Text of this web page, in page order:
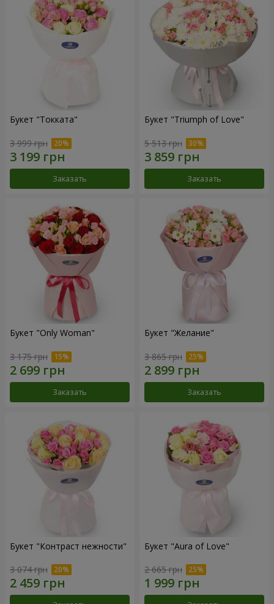
Букет "Токката"
3 999 грн
Заказать
Букет "Triumph of Love"
5 513 грн
Заказать
Букет "Only Woman"
3 175 грн
Заказать
Букет "Желание"
3 865 грн
Заказать
Букет "Контраст нежности"
3 074 грн
Букет "Aura of Love"
2 665 грн